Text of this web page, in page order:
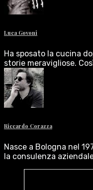
Luca Govoni
Ha sposato la cucina
storie meravigliose.
Riccardo Corazza
Nasce a Bologna nel
la consulenza